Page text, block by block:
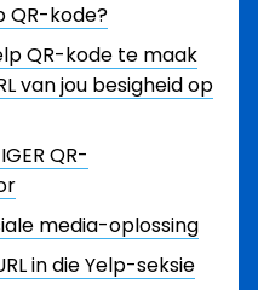
QR-kode?
QR-kode te maak
van jou besigheid op
QR-
media-oplossing
in die Yelp-seksie